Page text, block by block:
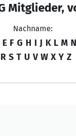
Mitglieder,
Nachname:
E F G H I J K L M N
R S T U V W X Y Z